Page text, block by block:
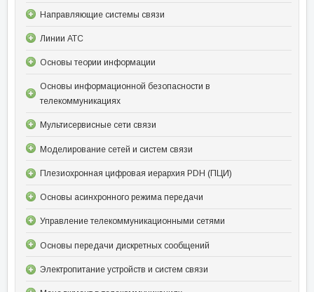
Направляющие системы связи
Линии АТС
Основы теории информации
Основы информационной безопасности в
телекоммуникациях
Мультисервисные сети связи
Моделирование сетей и систем связи
Плезиохронная цифровая иерархия PDH (ПЦИ)
Основы асинхронного режима передачи
Управление телекоммуникационными сетями
Основы передачи дискретных сообщений
Электропитание устройств и систем связи